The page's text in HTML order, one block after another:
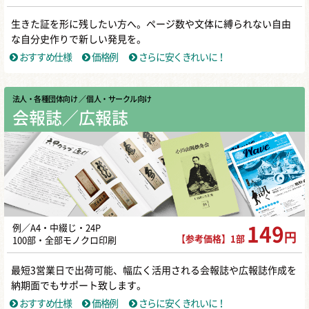
生きた証を形に残したい方へ。ページ数や文体に縛られない自由
な自分史作りで新しい発見を。
おすすめ仕様
価格例 さらに安くきれいに！
法人・各種団体向け ／ 個人・サークル向け
会報誌／広報誌
例／A4・中綴じ・24P
100部・全部モノクロ印刷
【参考価格】1部 149 円
最短3営業日で出荷可能、幅広く活用される会報誌や広報誌作成を
納期面でもサポート致します。
おすすめ仕様
価格例 さらに安くきれいに！